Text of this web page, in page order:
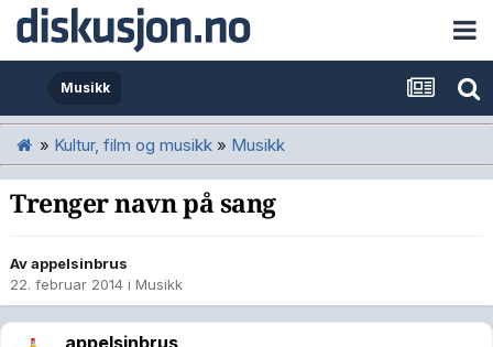
Musikk
» Kultur, film og musikk » Musikk
Trenger navn på sang
Avappelsinbrus
22. februar 2014 i Musikk